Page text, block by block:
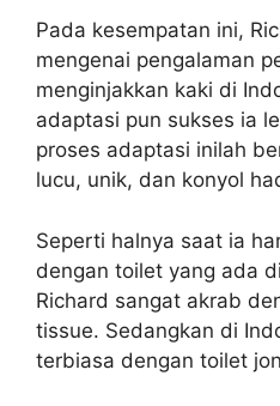
Pada kesempatan ini,
mengenai pengalaman
menginjakkan kaki di
adaptasi pun sukses ia
proses adaptasi inilah
lucu, unik, dan konyol
Seperti halnya saat ia
dengan toilet yang ada
Richard sangat akrab
tissue. Sedangkan di
terbiasa dengan toilet